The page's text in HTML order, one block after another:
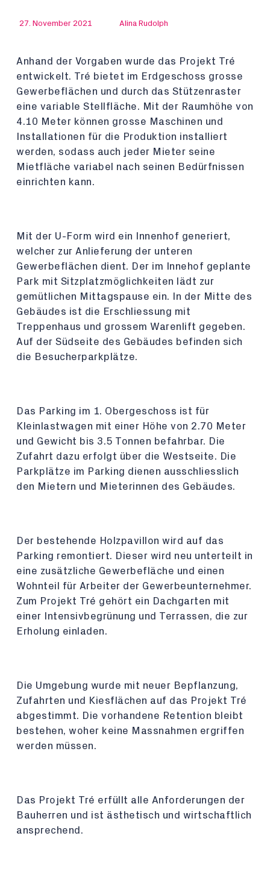
27. November 2021 Alina Rudolph
Anhand der Vorgaben wurde das Projekt Tré
entwickelt. Tré bietet im Erdgeschoss grosse
Gewerbeflächen und durch das Stützenraster
eine variable Stellfläche. Mit der Raumhöhe von
4.10 Meter können grosse Maschinen und
Installationen für die Produktion installiert
werden, sodass auch jeder Mieter seine
Mietfläche variabel nach seinen Bedürfnissen
einrichten kann.
Mit der U-Form wird ein Innenhof generiert,
welcher zur Anlieferung der unteren
Gewerbeflächen dient. Der im Innehof geplante
Park mit Sitzplatzmöglichkeiten lädt zur
gemütlichen Mittagspause ein. In der Mitte des
Gebäudes ist die Erschliessung mit
Treppenhaus und grossem Warenlift gegeben.
Auf der Südseite des Gebäudes befinden sich
die Besucherparkplätze.
Das Parking im 1. Obergeschoss ist für
Kleinlastwagen mit einer Höhe von 2.70 Meter
und Gewicht bis 3.5 Tonnen befahrbar. Die
Zufahrt dazu erfolgt über die Westseite. Die
Parkplätze im Parking dienen ausschliesslich
den Mietern und Mieterinnen des Gebäudes.
Der bestehende Holzpavillon wird auf das
Parking remontiert. Dieser wird neu unterteilt in
eine zusätzliche Gewerbefläche und einen
Wohnteil für Arbeiter der Gewerbeunternehmer.
Zum Projekt Tré gehört ein Dachgarten mit
einer Intensivbegrünung und Terrassen, die zur
Erholung einladen.
Die Umgebung wurde mit neuer Bepflanzung,
Zufahrten und Kiesflächen auf das Projekt Tré
abgestimmt. Die vorhandene Retention bleibt
bestehen, woher keine Massnahmen ergriffen
werden müssen.
Das Projekt Tré erfüllt alle Anforderungen der
Bauherren und ist ästhetisch und wirtschaftlich
ansprechend.